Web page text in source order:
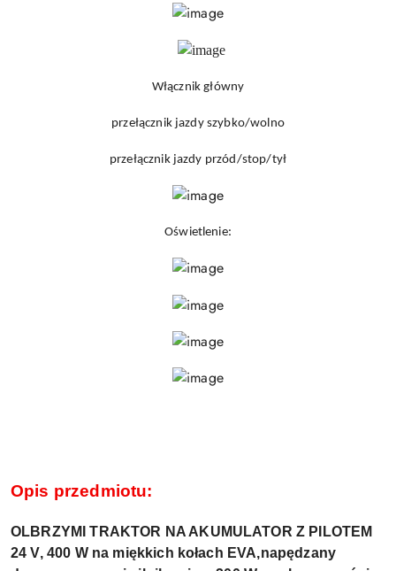
Włącznik główny
przełącznik jazdy szybko/wolno
przełącznik jazdy przód/stop/tył
Oświetlenie:
Opis przedmiotu:
OLBRZYMI TRAKTOR NA AKUMULATOR Z PILOTEM
24 V, 400 W na miękkich kołach EVA,napędzany